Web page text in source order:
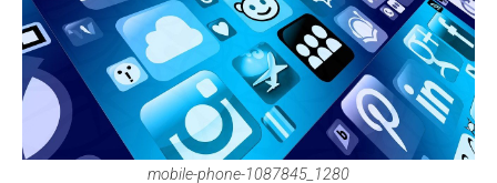
mobile-phone-1087845_1280